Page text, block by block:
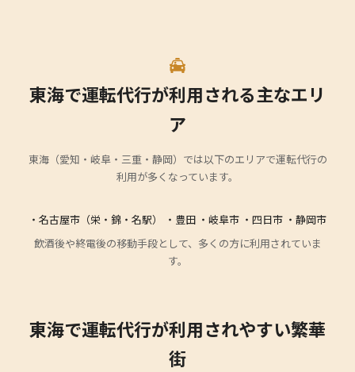
東海で運転代行が利用される主なエリ
ア
東海（愛知・岐阜・三重・静岡）では以下のエリアで運転代行の
利用が多くなっています。
・名古屋市（栄・錦・名駅） ・豊田 ・岐阜市 ・四日市 ・静岡市
飲酒後や終電後の移動手段として、多くの方に利用されていま
す。
東海で運転代行が利用されやすい繁華
街